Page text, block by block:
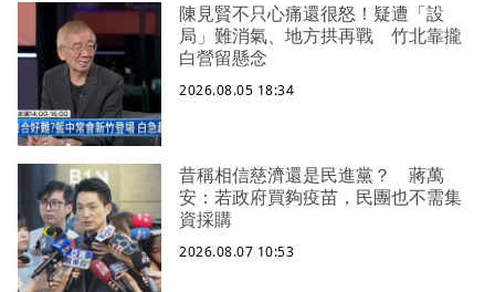
陳見賢不只心痛還很怒！疑遭「設
局」難消氣、地方拱再戰 竹北靠攏
白營留懸念
2026.08.05 18:34
昔稱相信慈濟還是民進黨？ 蔣萬
安：若政府買夠疫苗，民團也不需集
資採購
2026.08.07 10:53